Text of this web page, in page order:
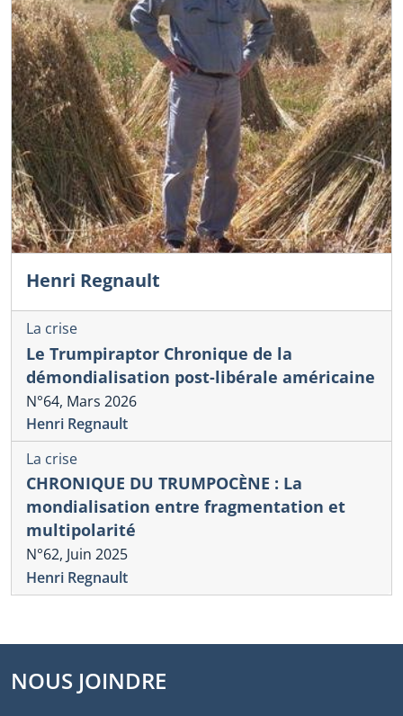
Henri Regnault
La crise
Le Trumpiraptor Chronique de la
démondialisation post-libérale américaine
N°64, Mars 2026
Henri Regnault
La crise
CHRONIQUE DU TRUMPOCÈNE : La
mondialisation entre fragmentation et
multipolarité
N°62, Juin 2025
Henri Regnault
NOUS JOINDRE